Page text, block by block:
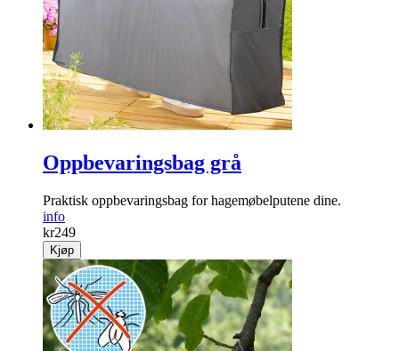
Oppbevaringsbag grå
Praktisk oppbevaringsbag for hagemøbelputene dine.
info
kr249
Kjøp